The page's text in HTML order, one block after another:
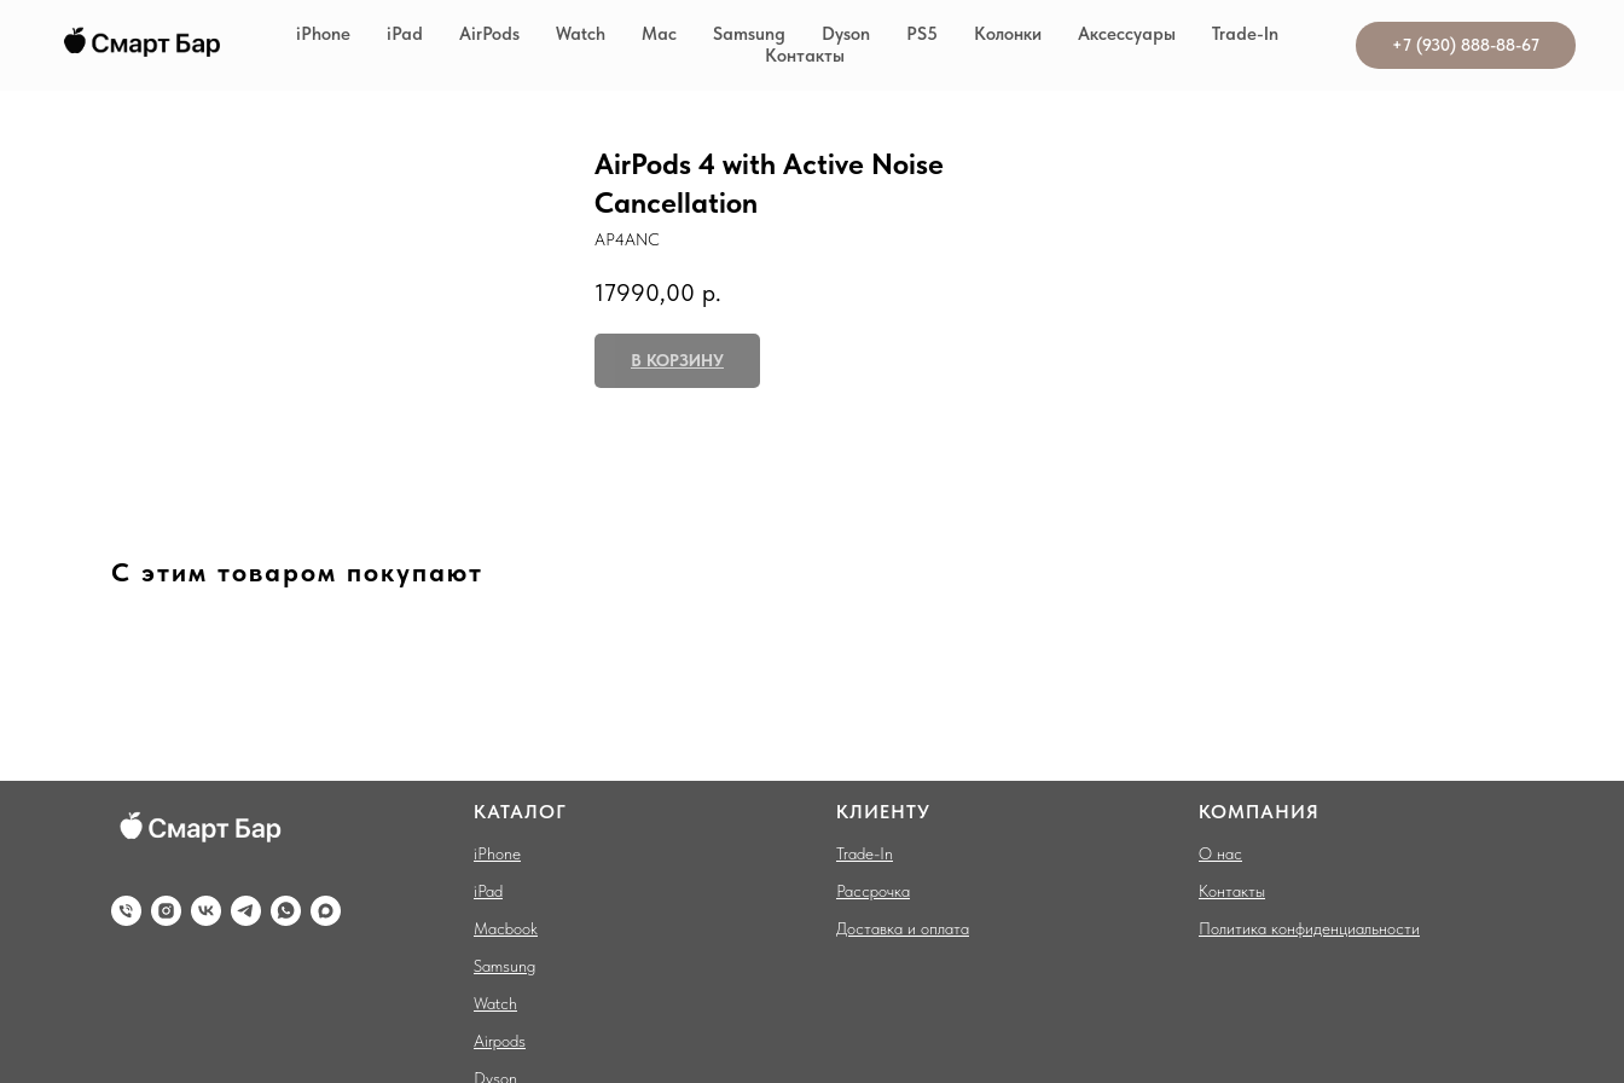
iPhone iPad AirPods Watch Mac Samsung Dyson PS5 Колонки Аксессуары
Trade-In
Контакты
+7 (930) 888-88-67
AirPods 4 with Active Noise
Cancellation
AP4ANC
17990,00 р.
В КОРЗИНУ
С этим товаром покупают
КАТАЛОГ
iPhone
iPad
Macbook
Samsung
Watch
Airpods
Dyson
КЛИЕНТУ
Trade-In
Рассрочка
Доставка и оплата
КОМПАНИЯ
О нас
Контакты
Политика конфиденциальности